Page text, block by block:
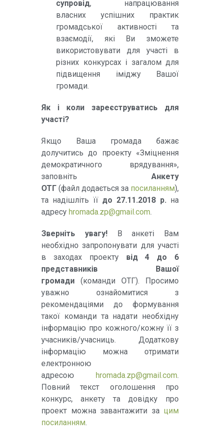
супровід, напрацювання
власних успішних практик
громадської активності та
взаємодії, які Ви зможете
використовувати для участі в
різних конкурсах і загалом для
підвищення іміджу Вашої
громади.
Як і коли зареєструватись для
участі?
Якщо Ваша громада бажає
долучитись до проекту «Зміцнення
демократичного врядування»,
заповніть Анкету
ОТГ (файл додається за посиланням),
та надішліть її до 27.11.2018 р. на
адресу hromada.zp@gmail.com.
Зверніть увагу!В анкеті Вам
необхідно запропонувати для участі
в заходах проекту від 4 до 6
представників Вашої
громади (команди ОТГ). Просимо
уважно ознайомитися з
рекомендаціями до формування
такої команди та надати необхідну
інформацію про кожного/кожну її з
учасників/учасниць. Додаткову
інформацію можна отримати
електронною
адресою hromada.zp@gmail.com.
Повний текст оголошення про
конкурс, анкету та довідку про
проект можна завантажити за цим
посиланням.